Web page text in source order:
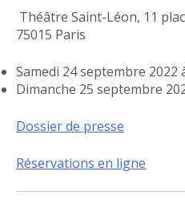
Théâtre Saint-Léon, 11
75015 Paris
Samedi 24 septembre 2022
Dimanche 25 septembre
Dossier de presse
Réservations en ligne